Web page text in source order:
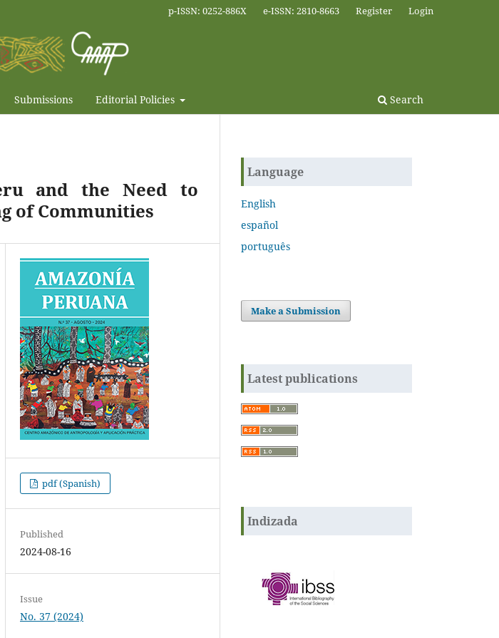
Submissions Editorial Policies Search
p-ISSN: 0252-886X e-ISSN: 2810-8663 Register Login
and the Need to
of Communities
pdf (Spanish)
Published
2024-08-16
Issue
No. 37 (2024)
Language
English
español
português
Make a Submission
Latest publications
Indizada